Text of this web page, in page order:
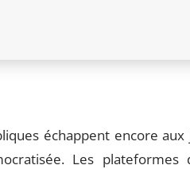
échappent encore aux
Les plateformes